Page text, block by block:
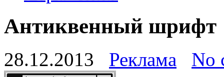
Антиквенный шрифт
28.12.2013 Реклама No